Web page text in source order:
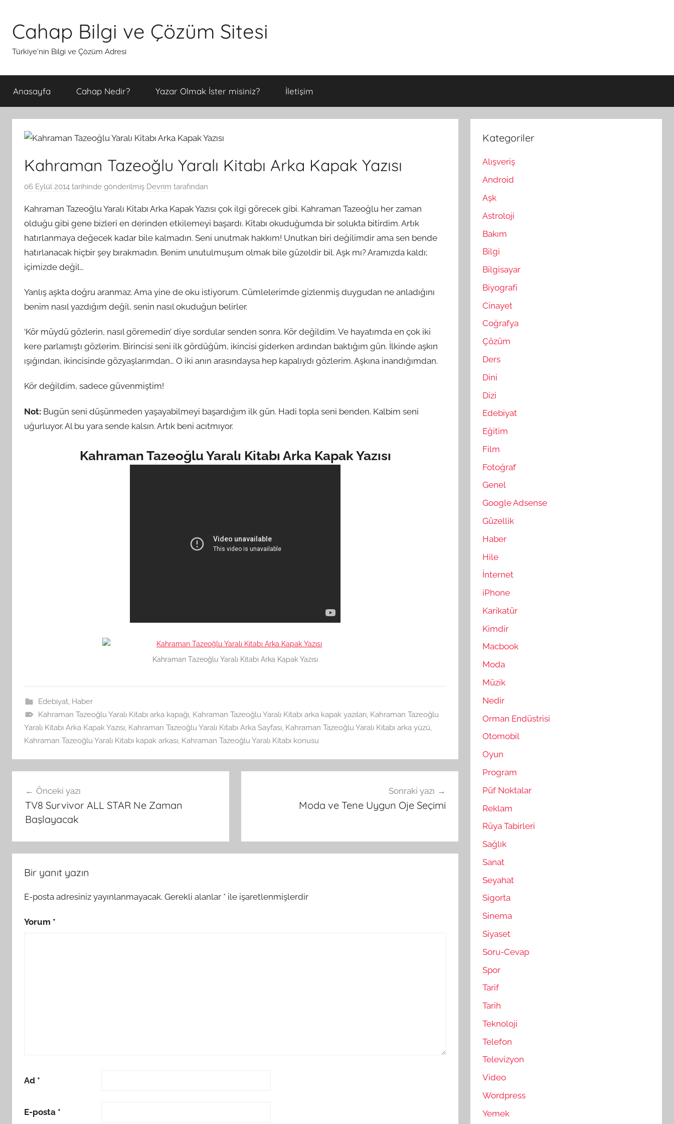
Cahap Bilgi ve Çözüm Sitesi
Türkiye'nin Bilgi ve Çözüm Adresi
Anasayfa Cahap Nedir? Yazar Olmak İster misiniz? İletişim
Kahraman Tazeoğlu Yaralı Kitabı Arka Kapak Yazısı
06 Eylül 2014 tarihinde gönderilmiş Devrim tarafından
Kahraman Tazeoğlu Yaralı Kitabı Arka Kapak Yazısı çok ilgi görecek gibi. Kahraman Tazeoğlu her zaman
olduğu gibi gene bizleri en derinden etkilemeyi başardı. Kitabı okuduğumda bir solukta bitirdim. Artık
hatırlanmaya değecek kadar bile kalmadın. Seni unutmak hakkım! Unutkan biri değilimdir ama sen bende
hatırlanacak hiçbir şey bırakmadın. Benim unutulmuşum olmak bile güzeldir bil. Aşk mı? Aramızda kaldı;
içimizde değil…
Yanlış aşkta doğru aranmaz. Ama yine de oku istiyorum. Cümlelerimde gizlenmiş duygudan ne anladığını
benim nasıl yazdığım değil, senin nasıl okuduğun belirler.
‘Kör müydü gözlerin, nasıl göremedin’ diye sordular senden sonra. Kör değildim. Ve hayatımda en çok iki
kere parlamıştı gözlerim. Birincisi seni ilk gördüğüm, ikincisi giderken ardından baktığım gün. İlkinde aşkın
ışığından, ikincisinde gözyaşlarımdan… O iki anın arasındaysa hep kapalıydı gözlerim. Aşkına inandığımdan.
Kör değildim, sadece güvenmiştim!
Not: Bugün seni düşünmeden yaşayabilmeyi başardığım ilk gün. Hadi topla seni benden. Kalbim seni
uğurluyor. Al bu yara sende kalsın. Artık beni acıtmıyor.
Kahraman Tazeoğlu Yaralı Kitabı Arka Kapak Yazısı
Kahraman Tazeoğlu Yaralı Kitabı Arka Kapak Yazısı
Edebiyat, Haber
Kahraman Tazeoğlu Yaralı Kitabı arka kapağı, Kahraman Tazeoğlu Yaralı Kitabı arka kapak yazıları, Kahraman Tazeoğlu
Yaralı Kitabı Arka Kapak Yazısı, Kahraman Tazeoğlu Yaralı Kitabı Arka Sayfası, Kahraman Tazeoğlu Yaralı Kitabı arka yüzü,
Kahraman Tazeoğlu Yaralı Kitabı kapak arkası, Kahraman Tazeoğlu Yaralı Kitabı konusu
gezinmesi
Önceki yazı
TV8 Survivor ALL STAR Ne Zaman
Başlayacak
Sonraki yazı
Moda ve Tene Uygun Oje Seçimi
Bir yanıt yazın
E-posta adresiniz yayınlanmayacak. Gerekli alanlar * ile işaretlenmişlerdir
Yorum *
Ad *
E-posta *
Kategoriler
Alışveriş
Android
Aşk
Astroloji
Bakım
Bilgi
Bilgisayar
Biyografi
Cinayet
Coğrafya
Çözüm
Ders
Dini
Dizi
Edebiyat
Eğitim
Film
Fotoğraf
Genel
Google Adsense
Güzellik
Haber
Hile
İnternet
iPhone
Karikatür
Kimdir
Macbook
Moda
Müzik
Nedir
Orman Endüstrisi
Otomobil
Oyun
Program
Püf Noktalar
Reklam
Rüya Tabirleri
Sağlık
Sanat
Seyahat
Sigorta
Sinema
Siyaset
Soru-Cevap
Spor
Tarif
Tarih
Teknoloji
Telefon
Televizyon
Video
Wordpress
Yemek